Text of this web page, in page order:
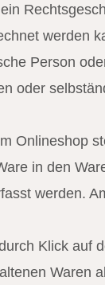
werden
Person
oder
Onlineshop
in den
werden.
Klick
Waren